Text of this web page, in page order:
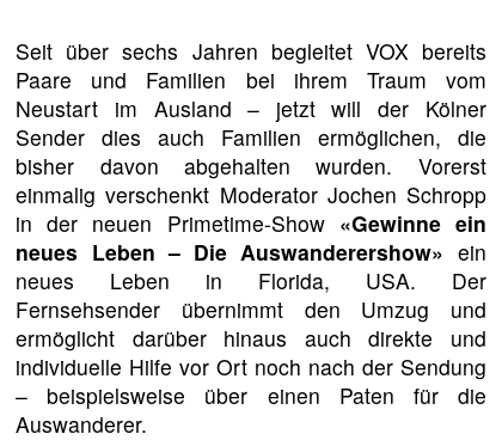
Seit über sechs Jahren begleitet VOX bereits
Paare und Familien bei ihrem Traum vom
Neustart im Ausland – jetzt will der Kölner
Sender dies auch Familien ermöglichen, die
bisher davon abgehalten wurden. Vorerst
einmalig verschenkt Moderator Jochen Schropp
in der neuen Primetime-Show «Gewinne ein
neues Leben – Die Auswanderershow» ein
neues Leben in Florida, USA. Der
Fernsehsender übernimmt den Umzug und
ermöglicht darüber hinaus auch direkte und
individuelle Hilfe vor Ort noch nach der Sendung
– beispielsweise über einen Paten für die
Auswanderer.